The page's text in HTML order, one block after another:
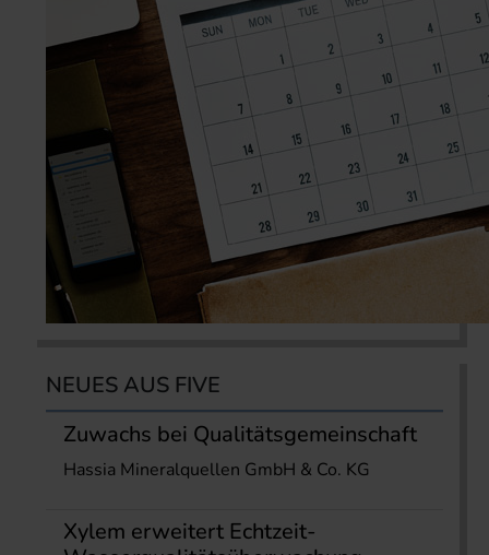
NEUES AUS FIVE
Zuwachs bei Qualitätsgemeinschaft
Hassia Mineralquellen GmbH & Co. KG
Xylem erweitert Echtzeit-